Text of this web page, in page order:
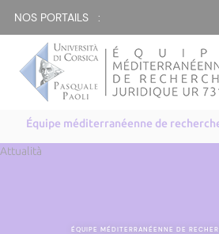
NOS PORTAILS :
Équipe méditerranéenne de
Attualità
ÉQUIPE MÉDITERRANÉENNE DE